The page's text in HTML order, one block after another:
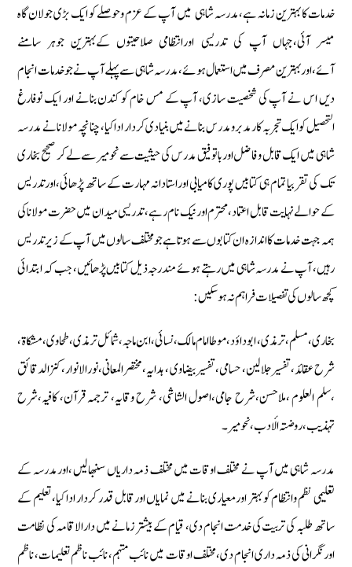
خدمات كا بہترین زمانہ ہے‏،مدرسہ شاہی میں آپ كے عزم وحوصلے كو ایك بڑی جولان گاہ
میسر آئی‏،جہاں آپ كی تدریسی اورانتظامی صلاحیتوں كےبہترین جوہر سامنے
آئے،اوربہترین مصرف میں استعمال ہوئے‏،مدرسہ شاہی سے پہلے آپ نے جوخدمات انجام
دیں اس نے آپ كی شخصیت سازی، آپ كے مس خام كو كندن بنانے اور ایك نوفارغ
التحصیل كو ایك تجربہ كار مدبر ومدرس بنانے میں بنیادی كردار ادا كیا‏، چنانچہ مولانا نے مدرسہ
شاہی میں ایك قابل و فاضل اورباتوفیق مدرس كی حیثیت سے نحومیر سے لےكر صحیح بخاری
تك كی تقربیا تمام ہی كتابیں پوری كامیابی اوراستادانہ مہارت كے ساتھ پڑھائی‏،اورتدریس
كے حوالے نہایت قابل اعتماد‏،محترم اورنیك نام رہے‏، تدریسی میدان میں حضرت مولاناكی
ہمہ جہت خدمات كا اندازہ ان كتابوں سے ہوتاہے جومختلف سالوں میں آپ كے زیرتدریس
رہیں‏، آپ نے مدرسہ شاہی میں رہتے ہوئے مندرجہ ذیل كتابیں پڑھائیں‏، جب كہ ابتدائی
كچھ سالوں كی تفصیلات فراہم نہ ہوسكیں‏:
بخاری‏‏،مسلم‏، ترمذی‏، ابوداؤد‏، موطا امام مالك‏، نسائی‏، ابن ماجہ‏، شمائل ترمذی‏، طحاوی‏، مشكاة ‏،
شرح عقائد‏، تفسیرجلالین‏، حسامی‏، تفسیربیضاوی ‏، ہدایہ،مختصر‏المعانی، نورالانوار‏، كنزالدقائق
‏،سلم العلوم ‏،ملاحسن‏،شرح جامی‏،اصول الشاشی‏، شرح وقایہ‏، ترجمہ قرآن‏، كافیہ‏،شرح
تہذیب‏، روضتہ الأدب‏،نحومیر۔
مدرسہ شاہی میں آپ نے مختلف اوقات میں مختلف ذمہ داریاں سنبھالیں ‏،اورمدرسہ كے
تعلیمی نظم وانتظام كو بہتر اورمعیاری بنانے میں نمایاں اورقابل قدر كردار ادا كیا‏،تعلیم كے
ساتھ طلبہ كی تربیت كی خدمت انجام دی‏، قیام كے بیشتر زمانے میں دارالاقامہ كی نظامت
اورنگرانی كی ذمہ داری انجام دی‏،مختلف اوقات میں نائب مہتمم‏، نائب ناظم تعلیمات‏، ناظم